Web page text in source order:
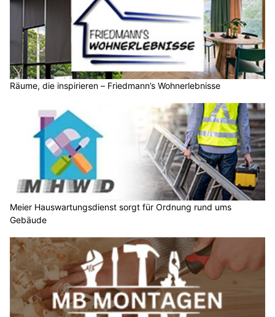
Räume, die inspirieren – Friedmann’s Wohnerlebnisse
Meier Hauswartungsdienst sorgt für Ordnung rund ums
Gebäude